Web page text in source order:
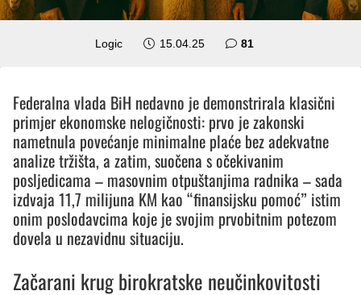
Logic 15.04.25 81
Federalna vlada BiH nedavno je demonstrirala klasični
primjer ekonomske nelogičnosti: prvo je zakonski
nametnula povećanje minimalne plaće bez adekvatne
analize tržišta, a zatim, suočena s očekivanim
posljedicama – masovnim otpuštanjima radnika – sada
izdvaja 11,7 milijuna KM kao “finansijsku pomoć” istim
onim poslodavcima koje je svojim prvobitnim potezom
dovela u nezavidnu situaciju.
Začarani krug birokratske neučinkovitosti